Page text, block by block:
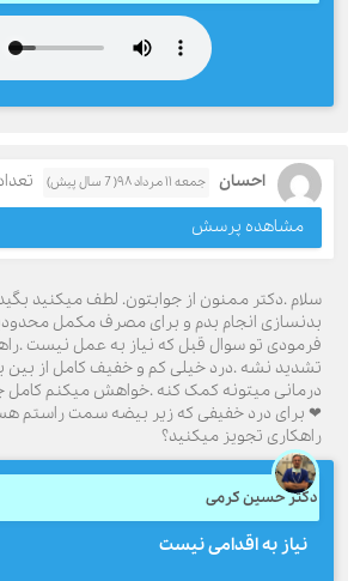
احسان جمعه ۱۱ مرداد ۹۸( 7 سال پیش)
تعداد
مشاهده پرسش
سلام .دکتر ممنون از جوابتون. لطف میکنید
بدنسازی انجام بدم و برای مصرف مکمل
فرمودی تو سوال قبل که نیاز به عمل نیست
تشدید نشه .درد خیلی کم و خفیف کامل از بین
درمانی میتونه کمک کنه .خواهش میکنم کامل
❤ برای درد خفیفی که زیر بیضه سمت راستم
راهکاری تجویز میکنید؟
دکتر حسین کرمی
نیاز به اقدامی نیست